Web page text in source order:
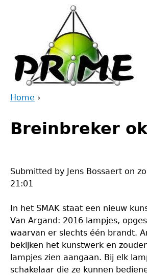
are
Home ›
to
top
Breinbreker
Submitted by Jens Bossaert on
21:01
In het SMAK staat een nieuw
Van Argand: 2016 lampjes,
waarvan er slechts één brandt.
bekijken het kunstwerk en
lampjes zien aangaan. Bij elk
schakelaar die ze kunnen